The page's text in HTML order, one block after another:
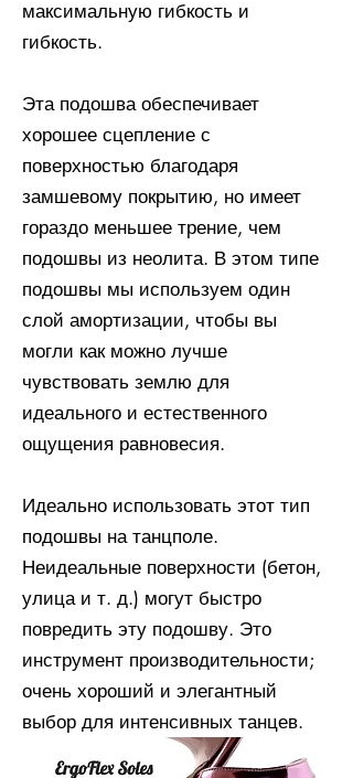
максимальную гибкость и
гибкость.
Эта подошва обеспечивает
хорошее сцепление с
поверхностью благодаря
замшевому покрытию, но имеет
гораздо меньшее трение, чем
подошвы из неолита. В этом типе
подошвы мы используем один
слой амортизации, чтобы вы
могли как можно лучше
чувствовать землю для
идеального и естественного
ощущения равновесия.
Идеально использовать этот тип
подошвы на танцполе.
Неидеальные поверхности (бетон,
улица и т. д.) могут быстро
повредить эту подошву. Это
инструмент производительности;
очень хороший и элегантный
выбор для интенсивных танцев.